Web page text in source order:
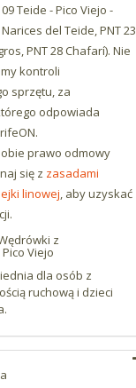
Teide - Pico Viejo -
del Teide, PNT 23
PNT 28 Chafarí). Nie
kontroli
sprzętu, za
odpowiada
prawo odmowy
się z zasadami
linowej, aby uzyskać
z
Viejo
dla osób z
ruchową i dzieci